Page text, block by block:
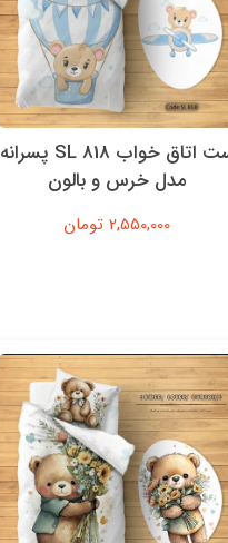
ست اتاق خواب SL 818 پسرانه
مدل خرس و بالون
2,550,000 تومان